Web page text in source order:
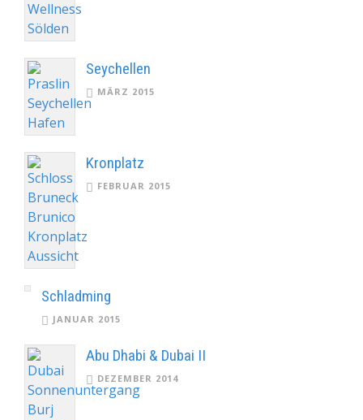
Seychellen
MÄRZ 2015
Kronplatz
FEBRUAR 2015
Schladming
JANUAR 2015
Abu Dhabi & Dubai II
DEZEMBER 2014